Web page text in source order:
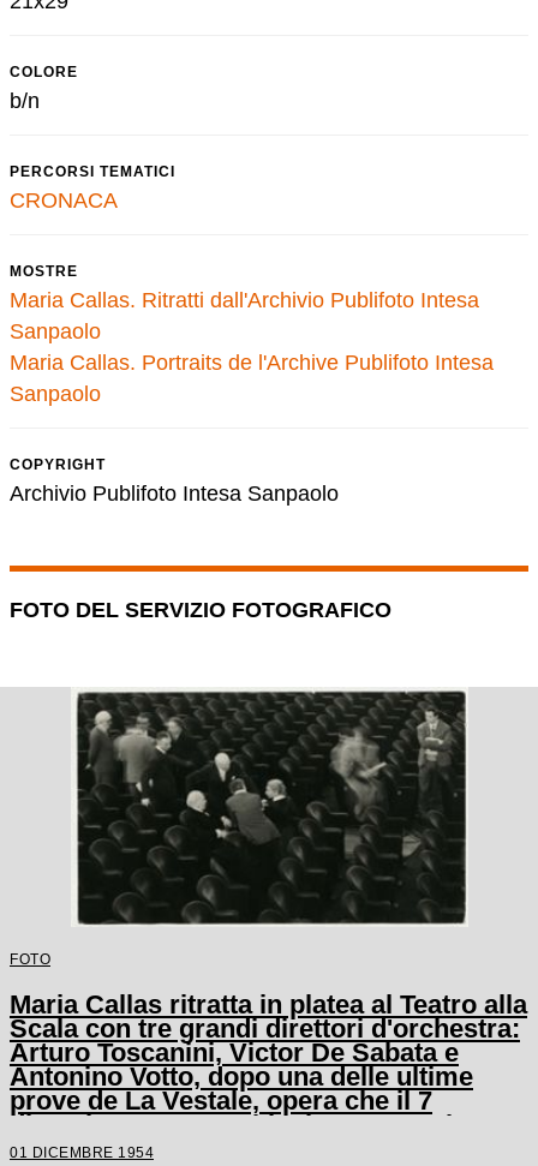
COLORE
b/n
PERCORSI TEMATICI
CRONACA
MOSTRE
Maria Callas. Ritratti dall'Archivio Publifoto Intesa
Sanpaolo
Maria Callas. Portraits de l'Archive Publifoto Intesa
Sanpaolo
COPYRIGHT
Archivio Publifoto Intesa Sanpaolo
FOTO DEL SERVIZIO FOTOGRAFICO
FOTO
Maria Callas ritratta in platea al Teatro alla
Scala con tre grandi direttori d'orchestra:
Arturo Toscanini, Victor De Sabata e
Antonino Votto, dopo una delle ultime
prove de La Vestale, opera che il 7
dicembre 1954 avrebbe inaugurato la
stagione lirica scaligera
01 DICEMBRE 1954